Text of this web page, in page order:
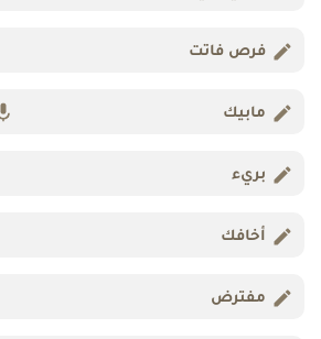
فرص فاتت
مابيك
بريء
أخافك
مفترض